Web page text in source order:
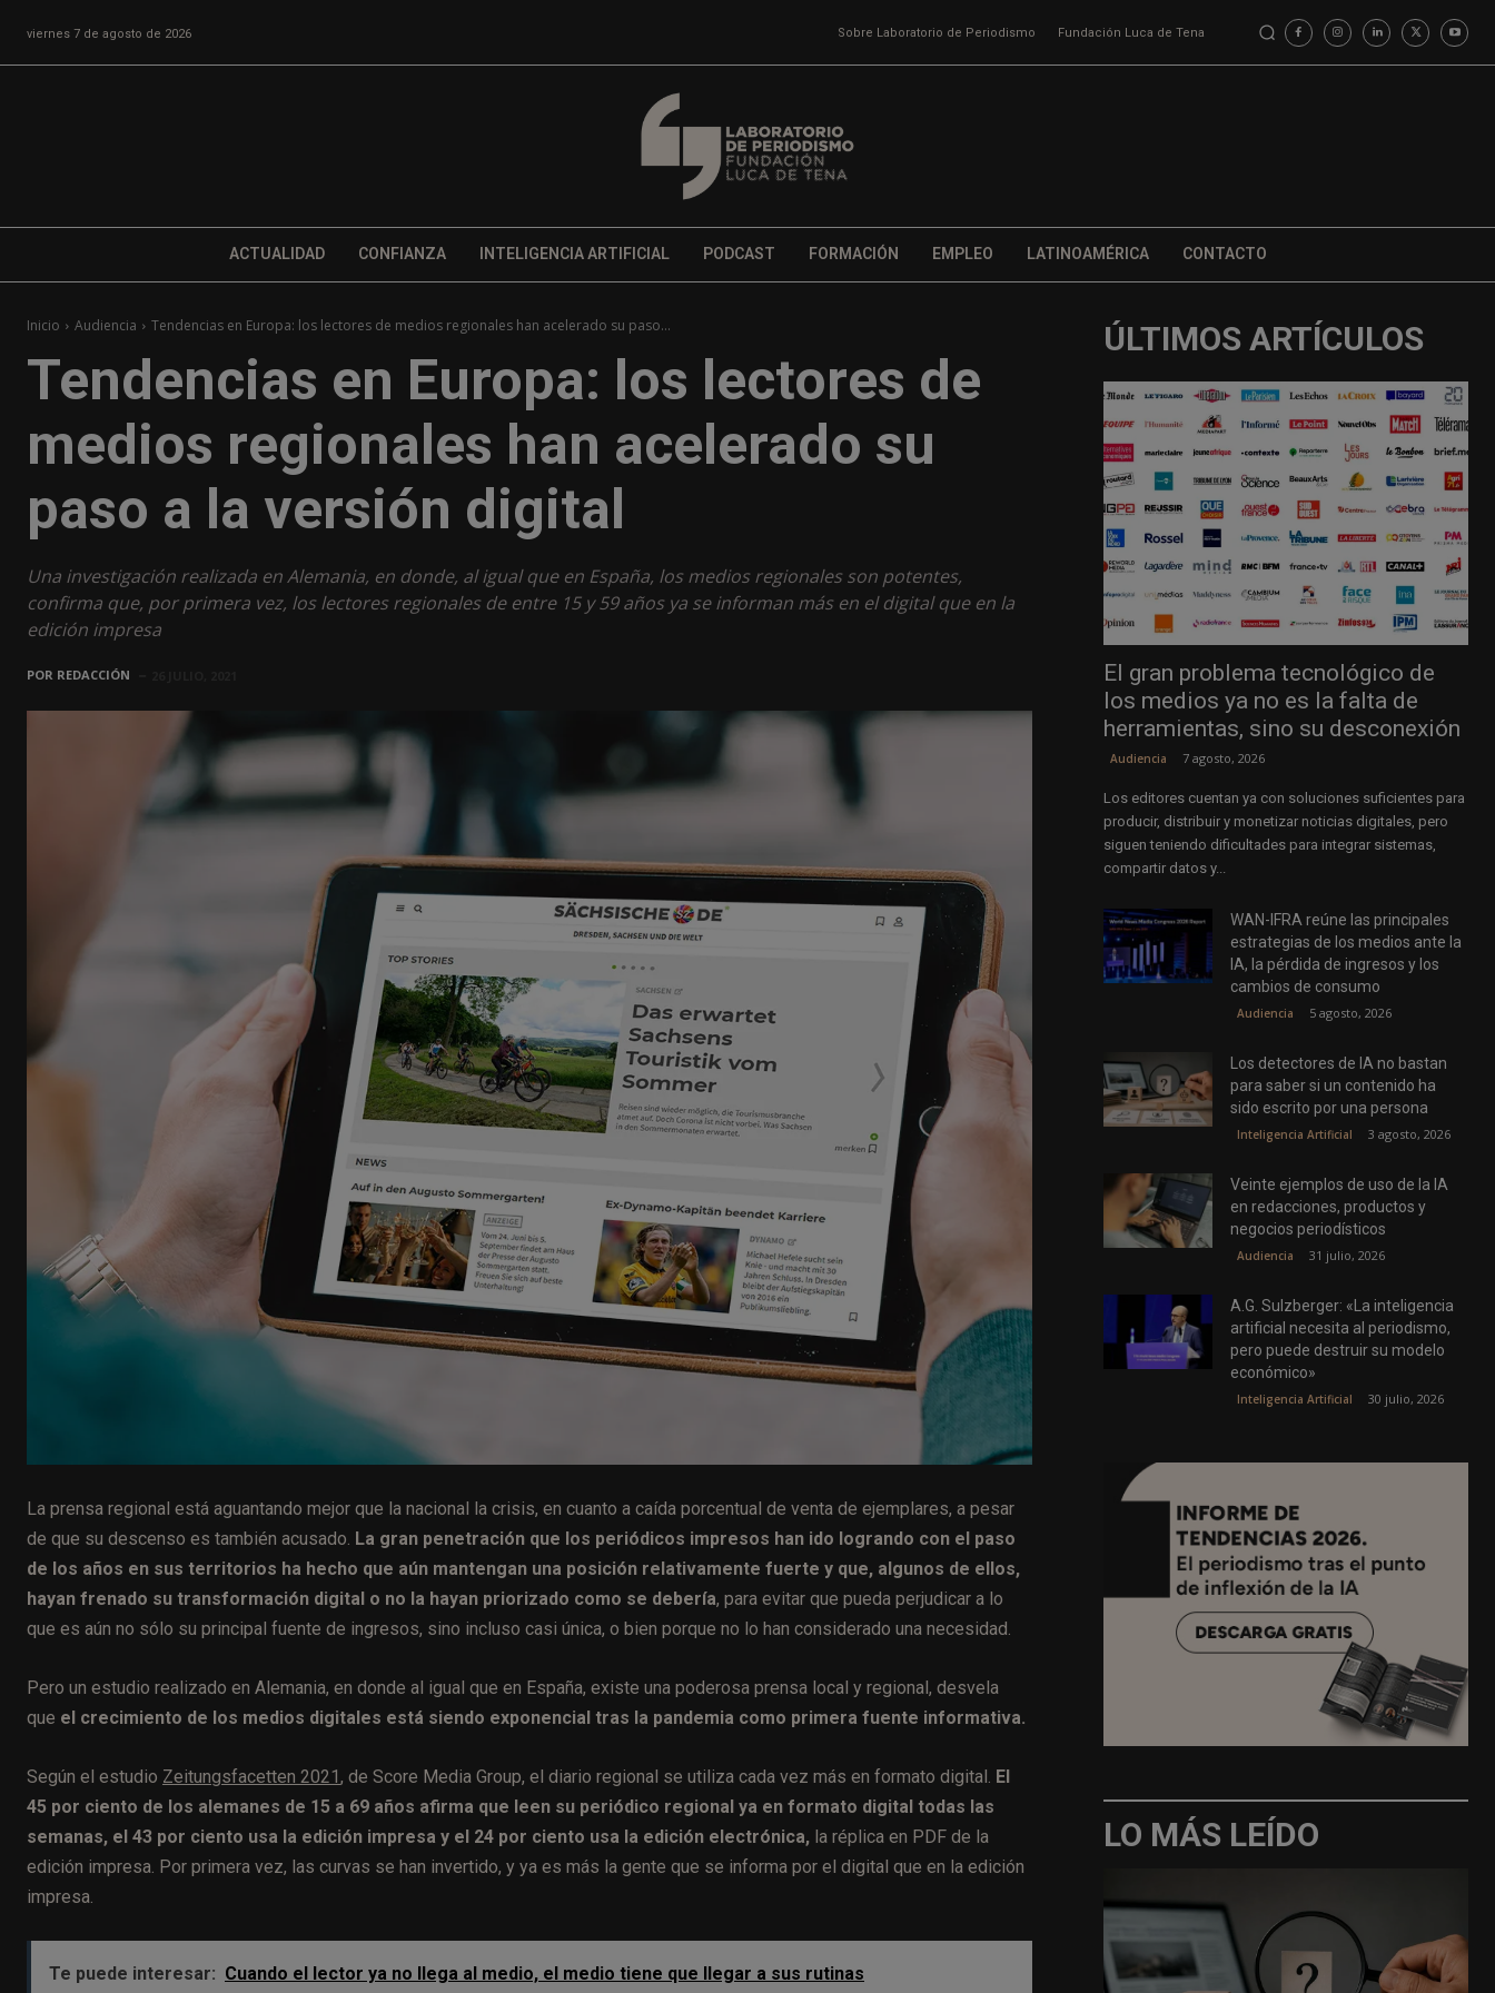
viernes 7 de agosto de 2026 Sobre Laboratorio de Periodismo Fundación Luca de Tena
ACTUALIDAD CONFIANZA INTELIGENCIA ARTIFICIAL PODCAST FORMACIÓN EMPLEO LATINOAMÉRICA CONTACTO
Inicio Audiencia Tendencias en Europa: los lectores de medios regionales han acelerado su paso...
Tendencias en Europa: los lectores de
medios regionales han acelerado su
paso a la versión digital
Una investigación realizada en Alemania, en donde, al igual que en España, los medios regionales son potentes,
confirma que, por primera vez, los lectores regionales de entre 15 y 59 años ya se informan más en el digital que en la
edición impresa
POR REDACCIÓN
La prensa regional está aguantando mejor que la nacional la crisis, en cuanto a caída porcentual de venta de ejemplares, a pesar
de que su descenso es también acusado. La gran penetración que los periódicos impresos han ido logrando con el paso
de los años en sus territorios ha hecho que aún mantengan una posición relativamente fuerte y que, algunos de ellos,
hayan frenado su transformación digital o no la hayan priorizado como se debería, para evitar que pueda perjudicar a lo
que es aún no sólo su principal fuente de ingresos, sino incluso casi única, o bien porque no lo han considerado una necesidad.
Pero un estudio realizado en Alemania, en donde al igual que en España, existe una poderosa prensa local y regional, desvela
que el crecimiento de los medios digitales está siendo exponencial tras la pandemia como primera fuente informativa.
Según el estudio Zeitungsfacetten 2021 , de Score Media Group, el diario regional se utiliza cada vez más en formato digital. El
45 por ciento de los alemanes de 15 a 69 años afirma que leen su periódico regional ya en formato digital todas las
semanas, el 43 por ciento usa la edición impresa y el 24 por ciento usa la edición electrónica, la réplica en PDF de la
edición impresa. Por primera vez, las curvas se han invertido, y ya es más la gente que se informa por el digital que en la edición
impresa.
Te puede interesar: Cuando el lector ya no llega al medio, el medio tiene que llegar a sus rutinas
ÚLTIMOS ARTÍCULOS
El gran problema tecnológico de
los medios ya no es la falta de
herramientas, sino su desconexión
Audiencia 7 agosto, 2026
Los editores cuentan ya con soluciones suficientes para
producir, distribuir y monetizar noticias digitales, pero
siguen teniendo dificultades para integrar sistemas,
compartir datos y...
WAN-IFRA reúne las principales
estrategias de los medios ante la
IA, la pérdida de ingresos y los
cambios de consumo
Audiencia 5 agosto, 2026
Los detectores de IA no bastan
para saber si un contenido ha
sido escrito por una persona
Inteligencia Artificial 3 agosto, 2026
Veinte ejemplos de uso de la IA
en redacciones, productos y
negocios periodísticos
Audiencia 31 julio, 2026
A.G. Sulzberger: «La inteligencia
artificial necesita al periodismo,
pero puede destruir su modelo
económico»
Inteligencia Artificial 30 julio, 2026
LO MÁS LEÍDO